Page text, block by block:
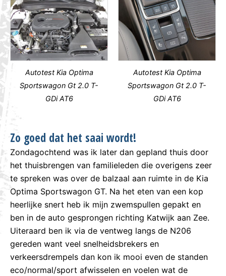
Autotest Kia Optima
Sportswagon Gt 2.0 T-
GDi AT6
Autotest Kia Optima
Sportswagon Gt 2.0 T-
GDi AT6
Zo goed dat het saai wordt!
Zondagochtend was ik later dan gepland thuis door
het thuisbrengen van familieleden die overigens zeer
te spreken was over de balzaal aan ruimte in de Kia
Optima Sportswagon GT. Na het eten van een kop
heerlijke snert heb ik mijn zwemspullen gepakt en
ben in de auto gesprongen richting Katwijk aan Zee.
Uiteraard ben ik via de ventweg langs de N206
gereden want veel snelheidsbrekers en
verkeersdrempels dan kon ik mooi even de standen
eco/normal/sport afwisselen en voelen wat de